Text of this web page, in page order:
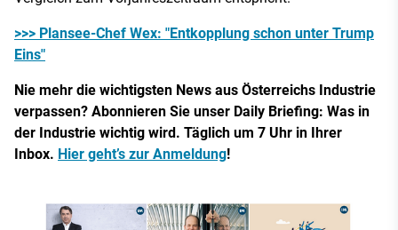
>>> Plansee-Chef Wex: "Entkopplung schon unter Trump
Eins"
Nie mehr die wichtigsten News aus Österreichs Industrie
verpassen? Abonnieren Sie unser Daily Briefing: Was in
der Industrie wichtig wird. Täglich um 7 Uhr in Ihrer
Inbox. Hier geht’s zur Anmeldung!